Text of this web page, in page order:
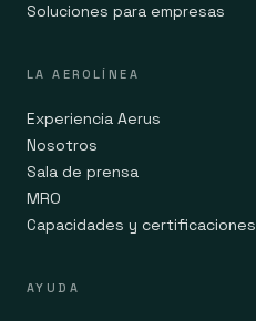
Soluciones para empresas
LA AEROLÍNEA
Experiencia Aerus
Nosotros
Sala de prensa
MRO
Capacidades y certificaciones
AYUDA